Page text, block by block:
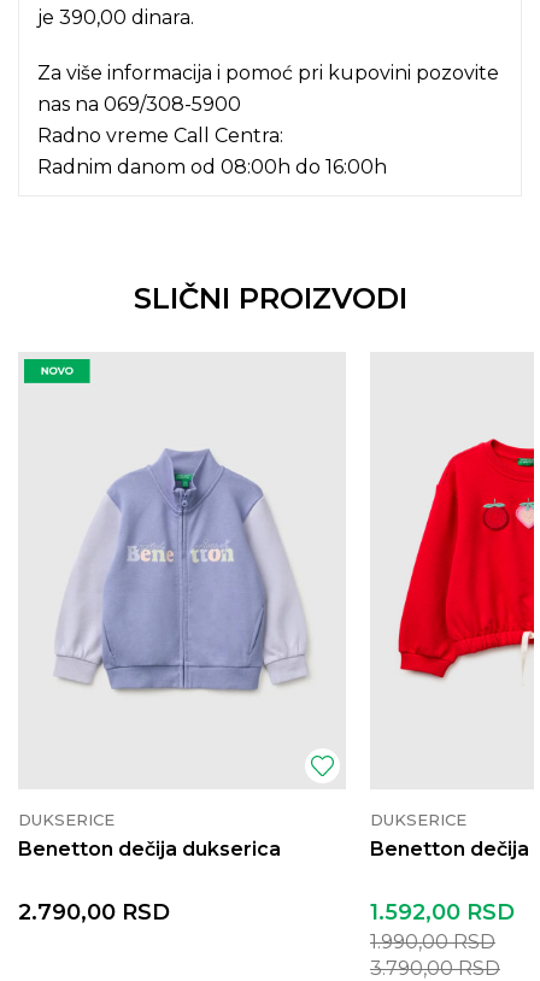
je 390,00 dinara.
Za više informacija i pomoć pri kupovini pozovite
nas na 069/308-5900
Radno vreme Call Centra:
Radnim danom od 08:00h do 16:00h
SLIČNI PROIZVODI
DUKSERICE
Benetton dečija dukserica
2.790,00 RSD
DUKSERICE
Benetton dečija
1.592,00 RSD
1.990,00RSD
3.790,00RSD